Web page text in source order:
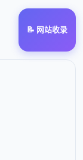
📝 网站收录